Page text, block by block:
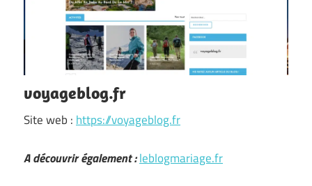
voyageblog.fr
Site web : https://voyageblog.fr
A découvrir également :leblogmariage.fr